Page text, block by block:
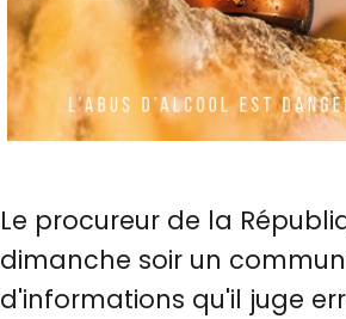
Le procureur de la
dimanche soir un
d'informations qu'il juge